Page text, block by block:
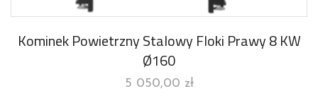
Kominek Powietrzny Stalowy Floki Prawy 8 KW
Ø160
5 050,00 zł